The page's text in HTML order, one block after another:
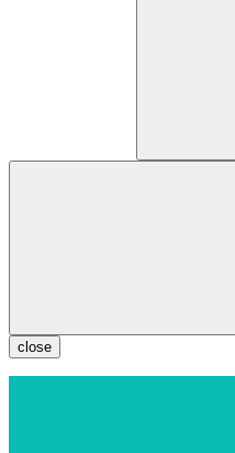
close